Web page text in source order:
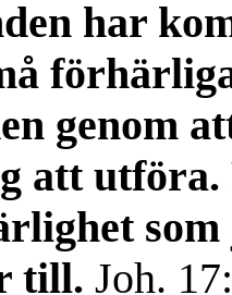
har
genom
att
till. Joh.